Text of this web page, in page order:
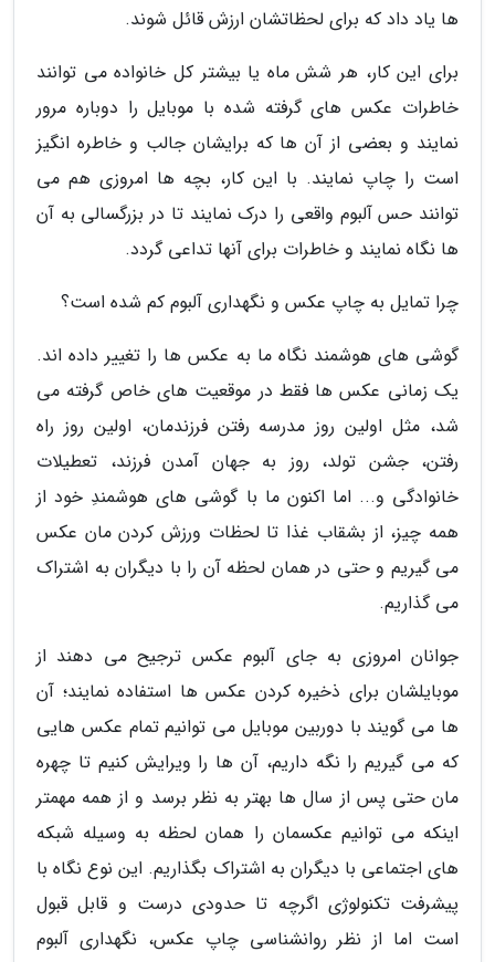
ها یاد داد که برای لحظاتشان ارزش قائل شوند.
برای این کار، هر شش ماه یا بیشتر کل خانواده می توانند
خاطرات عکس های گرفته شده با موبایل را دوباره مرور
نمایند و بعضی از آن ها که برایشان جالب و خاطره انگیز
است را چاپ نمایند. با این کار، بچه ها امروزی هم می
توانند حس آلبوم واقعی را درک نمایند تا در بزرگسالی به آن
ها نگاه نمایند و خاطرات برای آنها تداعی گردد.
چرا تمایل به چاپ عکس و نگهداری آلبوم کم شده است؟
گوشی های هوشمند نگاه ما به عکس ها را تغییر داده اند.
یک زمانی عکس ها فقط در موقعیت های خاص گرفته می
شد، مثل اولین روز مدرسه رفتن فرزندمان، اولین روز راه
رفتن، جشن تولد، روز به جهان آمدن فرزند، تعطیلات
خانوادگی و... اما اکنون ما با گوشی های هوشمندِ خود از
همه چیز، از بشقاب غذا تا لحظات ورزش کردن مان عکس
می گیریم و حتی در همان لحظه آن را با دیگران به اشتراک
می گذاریم.
جوانان امروزی به جای آلبوم عکس ترجیح می دهند از
موبایلشان برای ذخیره کردن عکس ها استفاده نمایند؛ آن
ها می گویند با دوربین موبایل می توانیم تمام عکس هایی
که می گیریم را نگه داریم، آن ها را ویرایش کنیم تا چهره
مان حتی پس از سال ها بهتر به نظر برسد و از همه مهمتر
اینکه می توانیم عکسمان را همان لحظه به وسیله شبکه
های اجتماعی با دیگران به اشتراک بگذاریم. این نوع نگاه با
پیشرفت تکنولوژی اگرچه تا حدودی درست و قابل قبول
است اما از نظر روانشناسی چاپ عکس، نگهداری آلبوم